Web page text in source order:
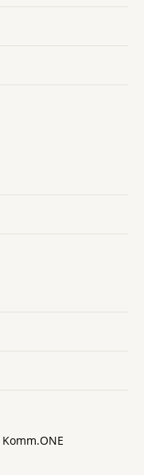
Komm.ONE